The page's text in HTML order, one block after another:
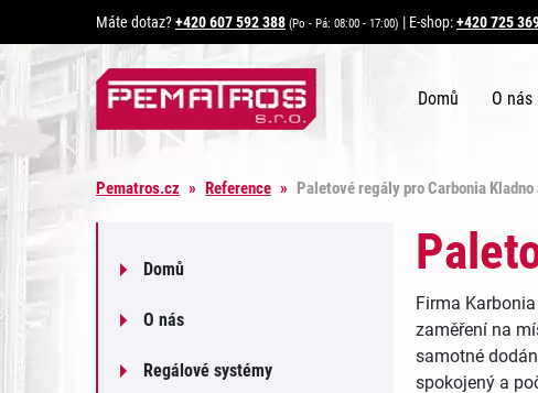
Máte dotaz?+420 607 592 388 (Po - Pá: 08:00 - 17:00) | E-shop:+420 725
Domů O nás
Pematros.cz » Reference » Paletové regály pro Carbonia Kladno
Domů
O nás
Regálové systémy
Firma
zaměření na
samotné
spokojený a